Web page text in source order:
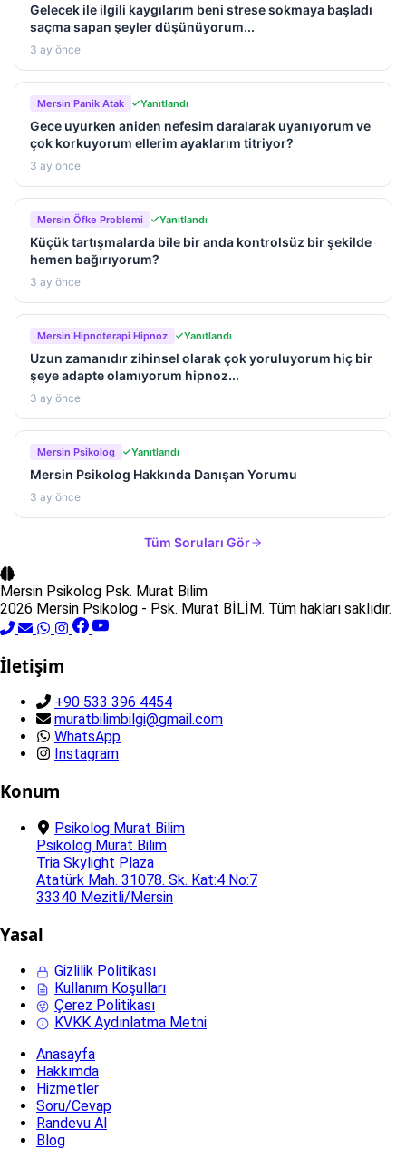
Gelecek ile ilgili kaygılarım beni strese sokmaya başladı
saçma sapan şeyler düşünüyorum...
3 ay önce
Mersin Panik Atak Yanıtlandı
Gece uyurken aniden nefesim daralarak uyanıyorum ve
çok korkuyorum ellerim ayaklarım titriyor?
3 ay önce
Mersin Öfke Problemi Yanıtlandı
Küçük tartışmalarda bile bir anda kontrolsüz bir şekilde
hemen bağırıyorum?
3 ay önce
Mersin Hipnoterapi Hipnoz Yanıtlandı
Uzun zamanıdır zihinsel olarak çok yoruluyorum hiç bir
şeye adapte olamıyorum hipnoz...
3 ay önce
Mersin Psikolog Yanıtlandı
Mersin Psikolog Hakkında Danışan Yorumu
3 ay önce
Tüm Soruları Gör
Mersin Psikolog Psk. Murat Bilim
2026 Mersin Psikolog - Psk. Murat BİLİM. Tüm hakları saklıdır.
İletişim
+90 533 396 4454
muratbilimbilgi@gmail.com
WhatsApp
Instagram
Konum
Psikolog Murat Bilim
Psikolog Murat Bilim
Tria Skylight Plaza
Atatürk Mah. 31078. Sk. Kat:4 No:7
33340 Mezitli/Mersin
Yasal
Gizlilik Politikası
Kullanım Koşulları
Çerez Politikası
KVKK Aydınlatma Metni
Anasayfa
Hakkımda
Hizmetler
Soru/Cevap
Randevu Al
Blog